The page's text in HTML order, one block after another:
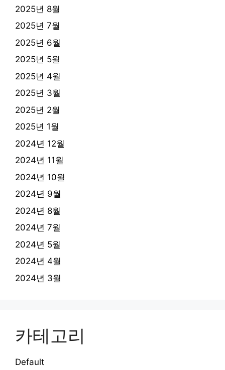
2025년 8월
2025년 7월
2025년 6월
2025년 5월
2025년 4월
2025년 3월
2025년 2월
2025년 1월
2024년 12월
2024년 11월
2024년 10월
2024년 9월
2024년 8월
2024년 7월
2024년 5월
2024년 4월
2024년 3월
카테고리
Default